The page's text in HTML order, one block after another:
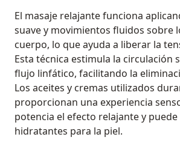
El masaje relajante funciona
suave y movimientos fluidos sobre
cuerpo, lo que ayuda a liberar la
Esta técnica estimula la circulación
flujo linfático, facilitando la
Los aceites y cremas utilizados
proporcionan una experiencia
potencia el efecto relajante y
hidratantes para la piel.